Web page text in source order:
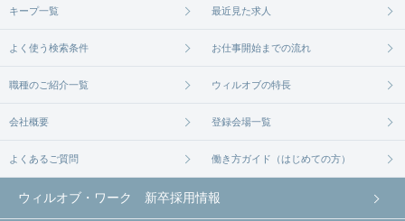
キープ一覧 最近見た求人
よく使う検索条件 お仕事開始までの流れ
職種のご紹介一覧 ウィルオブの特長
会社概要 登録会場一覧
よくあるご質問 働き方ガイド（はじめての方）
ウィルオブ・ワーク 新卒採用情報